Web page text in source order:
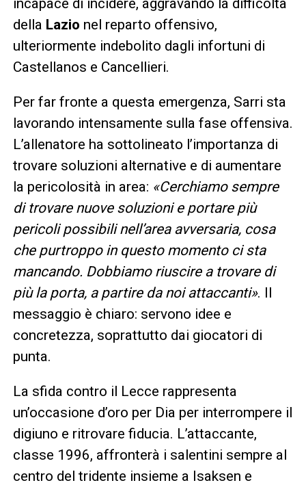
incapace di incidere, aggravando la difficoltà
della Lazio nel reparto offensivo,
ulteriormente indebolito dagli infortuni di
Castellanos e Cancellieri.
Per far fronte a questa emergenza, Sarri sta
lavorando intensamente sulla fase offensiva.
L’allenatore ha sottolineato l’importanza di
trovare soluzioni alternative e di aumentare
la pericolosità in area: «Cerchiamo sempre
di trovare nuove soluzioni e portare più
pericoli possibili nell’area avversaria, cosa
che purtroppo in questo momento ci sta
mancando. Dobbiamo riuscire a trovare di
più la porta, a partire da noi attaccanti». Il
messaggio è chiaro: servono idee e
concretezza, soprattutto dai giocatori di
punta.
La sfida contro il Lecce rappresenta
un’occasione d’oro per Dia per interrompere il
digiuno e ritrovare fiducia. L’attaccante,
classe 1996, affronterà i salentini sempre al
centro del tridente insieme a Isaksen e